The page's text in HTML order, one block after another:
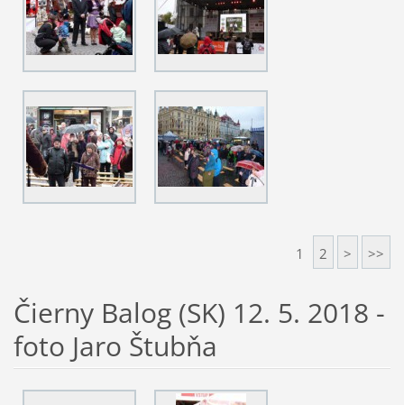
1 2 > >>
Čierny Balog (SK) 12. 5. 2018 -
foto Jaro Štubňa